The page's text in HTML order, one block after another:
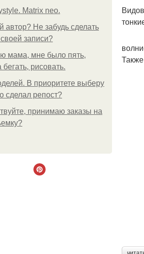
Matrix neo.
автор? Не забудь сделать
записи?
мама, мне было пять,
рисовать.
В приоритете выберу
сделал репост?
принимаю заказы на